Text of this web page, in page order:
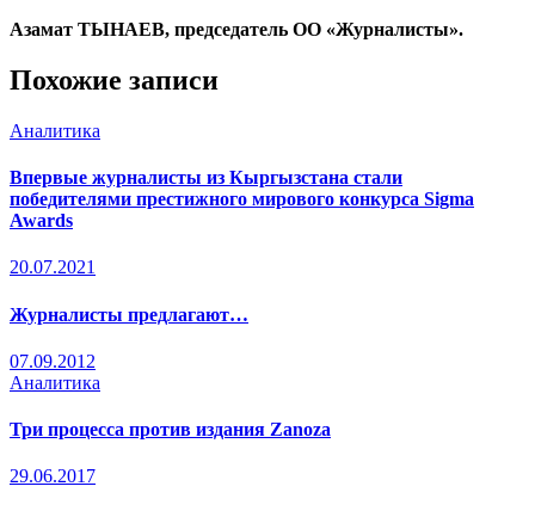
Азамат ТЫНАЕВ, председатель ОО «Журналисты».
Похожие записи
Аналитика
Впервые журналисты из Кыргызстана стали
победителями престижного мирового конкурса Sigma
Awards
20.07.2021
Журналисты предлагают…
07.09.2012
Аналитика
Три процесса против издания Zanoza
29.06.2017